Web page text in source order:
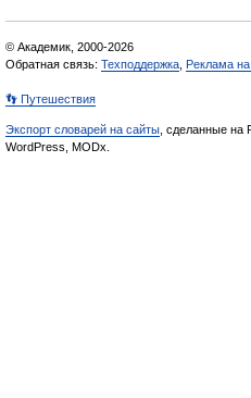
© Академик, 2000-2026
Обратная связь: Техподдержка Реклама
👣 Путешествия
Экспорт словарей на сайты , сделанные на
WordPress, MODx.